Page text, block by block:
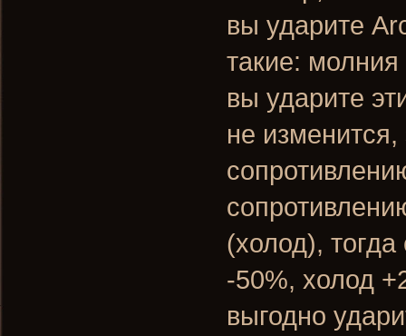
вы ударите
такие:
вы ударите
не
(холод),
-50%, холод
выгодно